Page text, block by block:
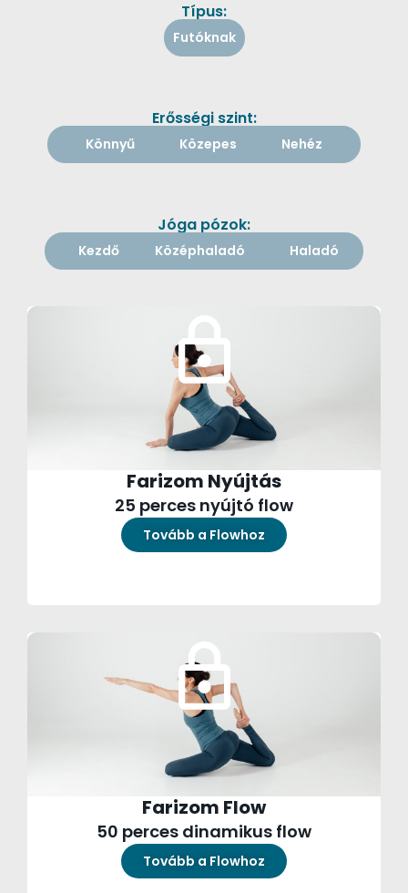
Típus:
Futóknak
Erősségi szint:
Könnyű Közepes Nehéz
Jóga pózok:
Haladó
Kezdő Középhaladó
Farizom Nyújtás
25 perces nyújtó flow
Tovább a Flowhoz
Farizom Flow
50 perces dinamikus flow
Tovább a Flowhoz